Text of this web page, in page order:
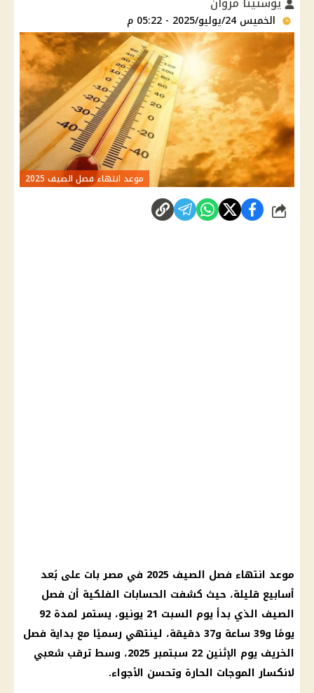
الخميس 24/يوليو/2025 - 05:22 م
موعد انتهاء فصل الصيف 2025
شارك
موعد انتهاء فصل الصيف 2025 في مصر بات على بُعد
أسابيع قليلة، حيث كشفت الحسابات الفلكية أن فصل
الصيف الذي بدأ يوم السبت 21 يونيو، يستمر لمدة 92
يومًا و39 ساعة و37 دقيقة، لينتهي رسميًا مع بداية فصل
الخريف يوم الإثنين 22 سبتمبر 2025، وسط ترقب شعبي
لانكسار الموجات الحارة وتحسن الأجواء.